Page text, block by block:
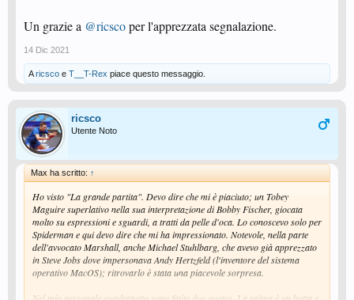
Un grazie a @ricscoper l'apprezzata segnalazione.
14 Dic 2021
Aricsco e T__T-Rex piace questo messaggio.
ricsco
Utente Noto
Max ha scritto: ↑
Ho visto "La grande partita". Devo dire che mi è piaciuto; un Tobey
Maguire superlativo nella sua interpretazione di Bobby Fischer, giocata
molto su espressioni e sguardi, a tratti da pelle d'oca. Lo conoscevo solo per
Spiderman e qui devo dire che mi ha impressionato. Notevole, nella parte
dell'avvocato Marshall, anche Michael Stuhlbarg, che avevo già apprezzato
in Steve Jobs dove impersonava Andy Hertzfeld (l'inventore del sistema
operativo MacOS); ritrovarlo è stata una piacevole sorpresa.